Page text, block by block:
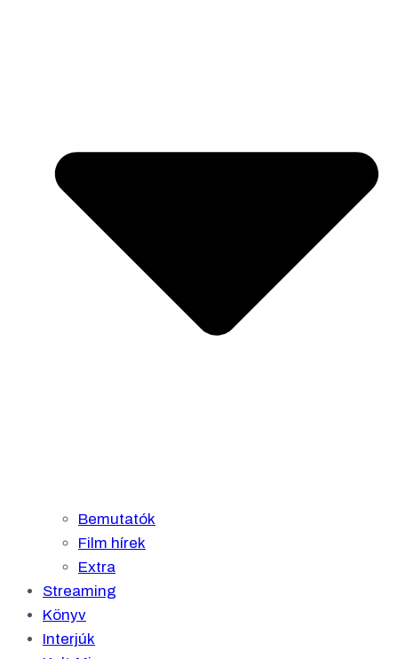
Bemutatók
Film hírek
Extra
Streaming
Könyv
Interjúk